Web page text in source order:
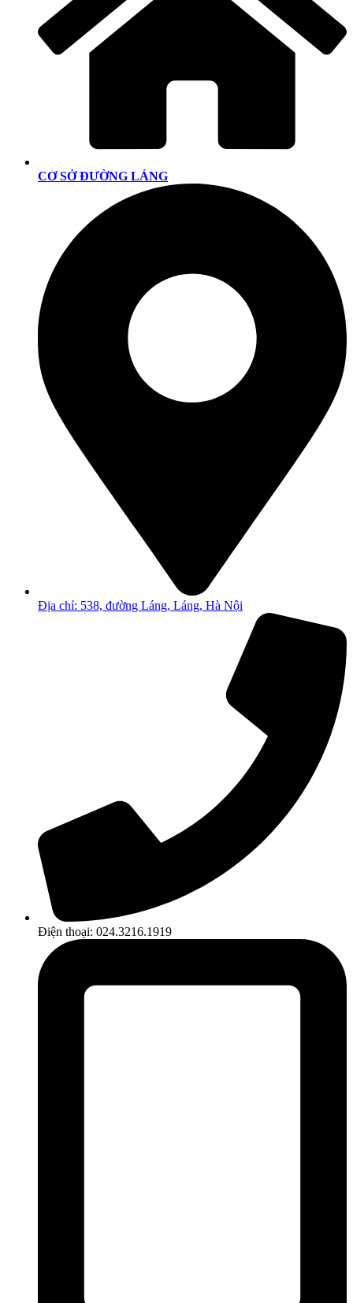
CƠ SỞ ĐƯỜNG LÁNG
Địa chỉ: 538, đường Láng, Láng, Hà Nội
Điện thoại: 024.3216.1919